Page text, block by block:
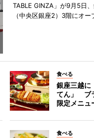
TABLE GINZA」が9月5日
（中央区銀座2）3階にオー
食べる
銀座三越に
てん」 ブ
限定メニュ
食べる